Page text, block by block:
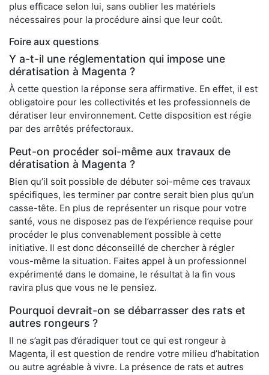
plus efficace selon lui, sans oublier les matériels
nécessaires pour la procédure ainsi que leur coût.
Foire aux questions
Y a-t-il une réglementation qui impose une
dératisation à Magenta ?
À cette question la réponse sera affirmative. En effet, il est
obligatoire pour les collectivités et les professionnels de
dératiser leur environnement. Cette disposition est régie
par des arrêtés préfectoraux.
Peut-on procéder soi-même aux travaux de
dératisation à Magenta ?
Bien qu’il soit possible de débuter soi-même ces travaux
spécifiques, les terminer par contre serait bien plus qu’un
casse-tête. En plus de représenter un risque pour votre
santé, vous ne disposez pas de l’expérience requise pour
procéder le plus convenablement possible à cette
initiative. Il est donc déconseillé de chercher à régler
vous-même la situation. Faites appel à un professionnel
expérimenté dans le domaine, le résultat à la fin vous
ravira plus que vous ne le pensiez.
Pourquoi devrait-on se débarrasser des rats et
autres rongeurs ?
Il ne s’agit pas d’éradiquer tout ce qui est rongeur à
Magenta, il est question de rendre votre milieu d’habitation
ou autre agréable à vivre. La présence de rats et autres